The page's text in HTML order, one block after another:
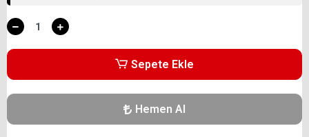
Sepete Ekle
Hemen Al